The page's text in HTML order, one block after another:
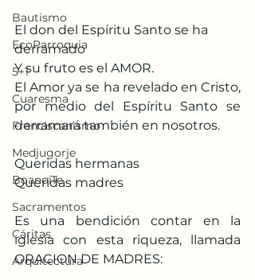
Bautismo
EcoParroquia
5+1
Cuaresma
Franciscanismo
Medjugorje
BoanoiTe
Sacramentos
Cáritas
Arquitectura
El don del Espíritu Santo se ha
derramado
Y su fruto es el AMOR.
El Amor ya se ha revelado en Cristo,
por medio del Espíritu Santo se
derramará también en nosotros.
Queridas hermanas
Queridas madres
Es una bendición contar en la
iglesia con esta riqueza, llamada
ORACION DE MADRES: